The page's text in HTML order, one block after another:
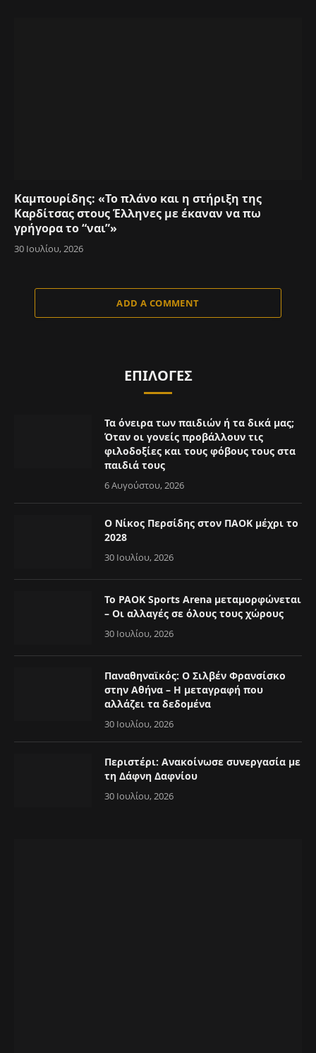
Καμπουρίδης: «Το πλάνο και η στήριξη της
Καρδίτσας στους Έλληνες με έκαναν να πω
γρήγορα το “ναι”»
30 Ιουλίου, 2026
ADD A COMMENT
ΕΠΙΛΟΓΈΣ
Τα όνειρα των παιδιών ή τα δικά μας;
Όταν οι γονείς προβάλλουν τις
φιλοδοξίες και τους φόβους τους στα
παιδιά τους
6 Αυγούστου, 2026
Ο Νίκος Περσίδης στον ΠΑΟΚ μέχρι το
2028
30 Ιουλίου, 2026
Το PAOK Sports Arena μεταμορφώνεται
– Οι αλλαγές σε όλους τους χώρους
30 Ιουλίου, 2026
Παναθηναϊκός: Ο Σιλβέν Φρανσίσκο
στην Αθήνα – Η μεταγραφή που
αλλάζει τα δεδομένα
30 Ιουλίου, 2026
Περιστέρι: Ανακοίνωσε συνεργασία με
τη Δάφνη Δαφνίου
30 Ιουλίου, 2026